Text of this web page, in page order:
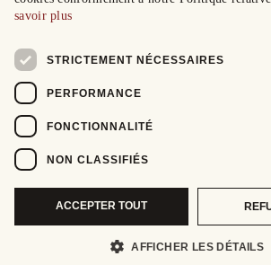
savoir plus
STRICTEMENT NÉCESSAIRES
PERFORMANCE
FONCTIONNALITÉ
NON CLASSIFIÉS
ACCEPTER TOUT
AFFICHER LES DÉTAILS